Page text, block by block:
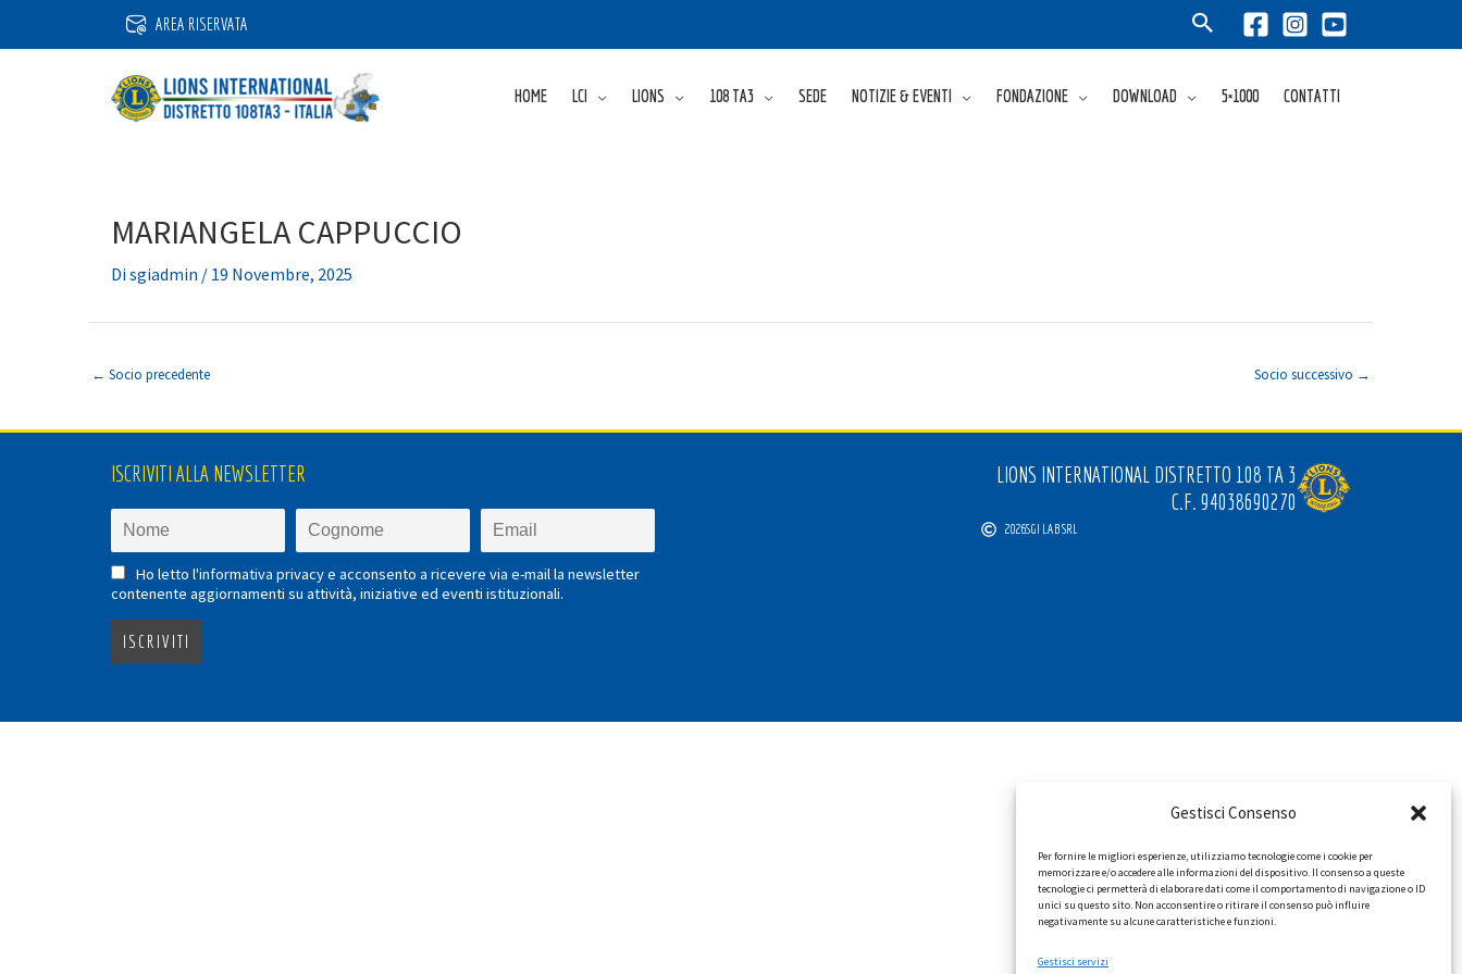
Gestisci Consenso
Per fornire le migliori esperienze, utilizziamo tecnologie come i cookie per
memorizzare e/o accedere alle informazioni del dispositivo. Il consenso a queste
tecnologie ci permetterà di elaborare dati come il comportamento di navigazione o ID
unici su questo sito. Non acconsentire o ritirare il consenso può influire
negativamente su alcune caratteristiche e funzioni.
Gestisci servizi
AREA RISERVATA
HOME LCI LIONS 108 TA3 SEDE NOTIZIE & EVENTI FONDAZIONE DOWNLOAD 5×1000 CONTATTI
MARIANGELA CAPPUCCIO
Disgiadmin / 19 Novembre, 2025
← Socio precedente Socio successivo →
ISCRIVITI ALLA NEWSLETTER
Ho letto l'informativa privacy e acconsento a ricevere via e-mail la newsletter
contenente aggiornamenti su attività, iniziative ed eventi istituzionali.
LIONS INTERNATIONAL DISTRETTO 108 TA 3
C.F. 94038690270
2026SGI LAB SRL